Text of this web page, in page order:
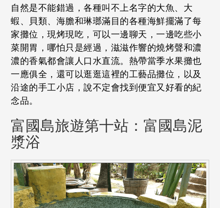
自然是不能錯過，各種叫不上名字的大魚、大
蝦、貝類、海膽和琳瑯滿目的各種海鮮擺滿了每
家攤位，現烤現吃，可以一邊聊天，一邊吃些小
菜開胃，哪怕只是經過，滋滋作響的燒烤聲和濃
濃的香氣都會讓人口水直流。熱帶當季水果攤也
一應俱全，還可以逛逛這裡的工藝品攤位，以及
沿途的手工小店，說不定會找到便宜又好看的紀
念品。
富國島旅遊第十站：富國島泥
漿浴